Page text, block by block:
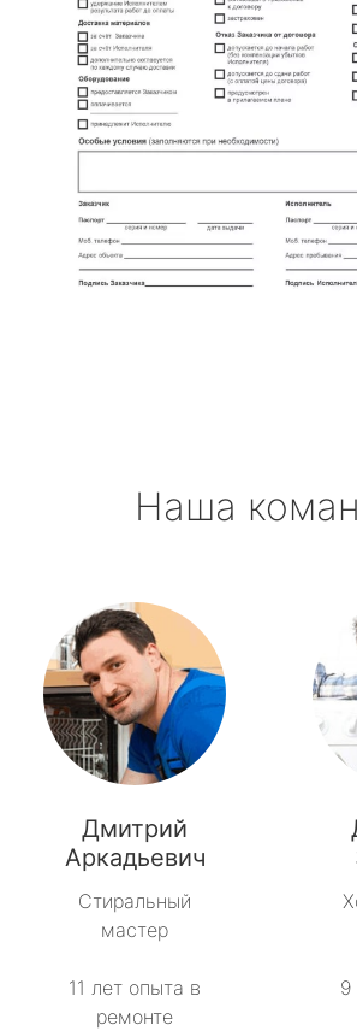
Наша
Дмитрий
Аркадьевич
Стиральный
мастер
11 лет опыта в
ремонте
9